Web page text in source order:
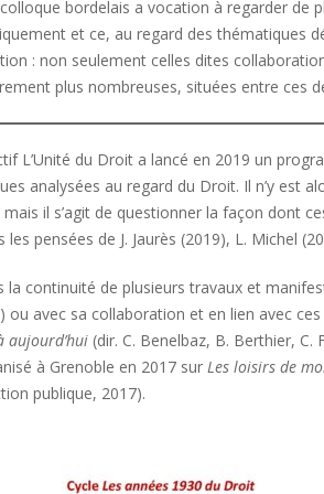
bordelais a vocation à regarder de
et ce, au regard des thématiques
: non seulement celles dites
plus nombreuses, situées entre ces
L’Unité du Droit a lancé en 2019 un
analysées au regard du Droit. Il n’y est
il s’agit de questionner la façon dont
pensées de J. Jaurès (2019), L. Michel
la continuité de plusieurs travaux et
ou avec sa collaboration et en lien avec
aujourd’hui (dir. C. Benelbaz, B. Berthier,
à Grenoble en 2017 sur Les loisirs de
publique, 2017).